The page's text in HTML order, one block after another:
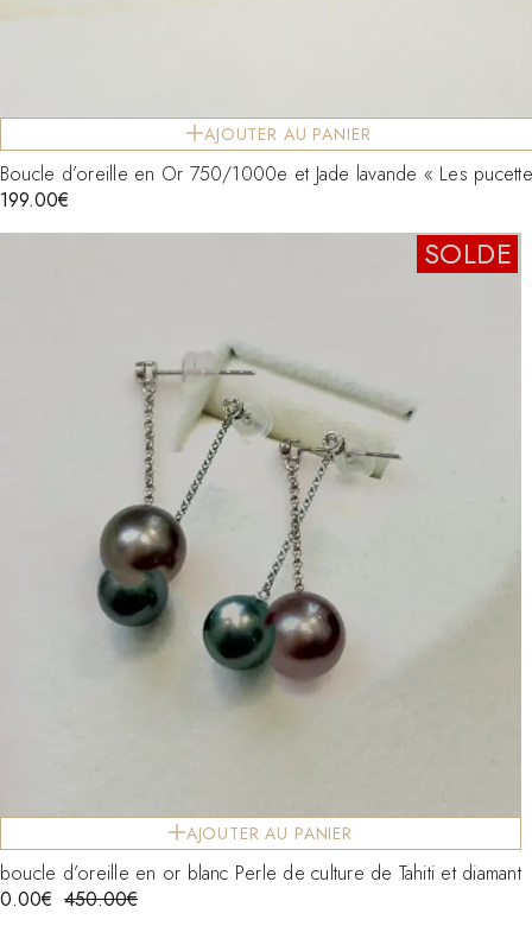
AJOUTER AU PANIER
Boucle d’oreille en Or 750/1000e et Jade lavande « Les
199.00€
SOLDE
AJOUTER AU PANIER
boucle d’oreille en or blanc Perle de culture de Tahiti et diamant
450.00€
0.00€